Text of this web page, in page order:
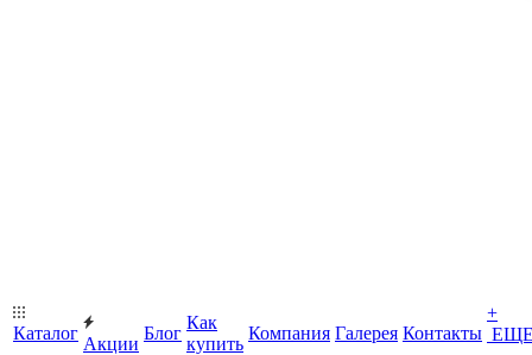
Каталог
Акции
Блог
Как
купить
Компания Галерея Контакты
+